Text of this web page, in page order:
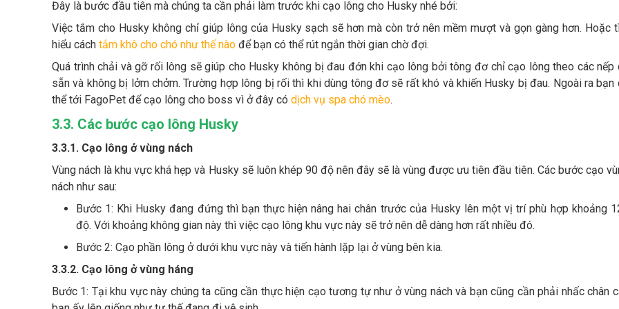
Đây là bước đầu tiên mà chúng ta cần phải làm trước khi cạo lông cho Husky nhé bởi:
Việc tắm cho Husky không chỉ giúp lông của Husky sạch sẽ hơn mà còn trở nên mềm mượt và gọn gàng hơn. Hoặc
hiểu cách tắm khô cho chó như thế nào để bạn có thể rút ngắn thời gian chờ đợi.
Quá trình chải và gỡ rối lông sẽ giúp cho Husky không bị đau đớn khi cạo lông bởi tông đơ chỉ cạo lông theo các nếp
sẵn và không bị lởm chởm. Trường hợp lông bị rối thì khi dùng tông đơ sẽ rất khó và khiến Husky bị đau. Ngoài ra bạn
thể tới FagoPet để cạo lông cho boss vì ở đây có dịch vụ spa chó mèo.
3.3. Các bước cạo lông Husky
3.3.1. Cạo lông ở vùng nách
Vùng nách là khu vực khá hẹp và Husky sẽ luôn khép 90 độ nên đây sẽ là vùng được ưu tiên đầu tiên. Các bước cạo
nách như sau:
Bước 1: Khi Husky đang đứng thì bạn thực hiện nâng hai chân trước của Husky lên một vị trí phù hợp khoảng
độ. Với khoảng không gian này thì việc cạo lông khu vực này sẽ trở nên dễ dàng hơn rất nhiều đó.
Bước 2: Cạo phần lông ở dưới khu vực này và tiến hành lặp lại ở vùng bên kia.
3.3.2. Cạo lông ở vùng háng
Bước 1: Tại khu vực này chúng ta cũng cần thực hiện cạo tương tự như ở vùng nách và bạn cũng cần phải nhấc chân